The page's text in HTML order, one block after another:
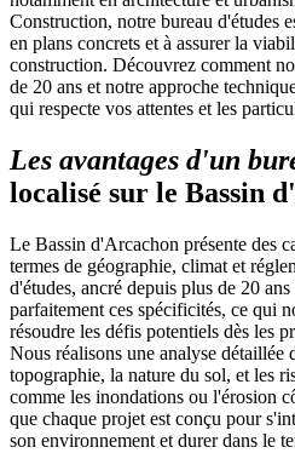
Construction, notre bureau d'études
en plans concrets et à assurer la
construction. Découvrez comment
de 20 ans et notre approche
qui respecte vos attentes et les
Les avantages d'un
localisé sur le Bassin
Le Bassin d'Arcachon présente des
termes de géographie, climat et
d'études, ancré depuis plus de 20
parfaitement ces spécificités, ce qui
résoudre les défis potentiels dès les
Nous réalisons une analyse détaillée
topographie, la nature du sol, et les
comme les inondations ou l'érosion
que chaque projet est conçu pour
son environnement et durer dans le